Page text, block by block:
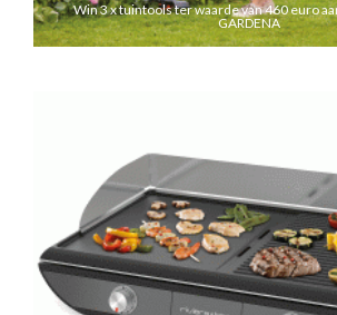
Win 3 x tuintools ter waarde van 460 euro
GARDENA